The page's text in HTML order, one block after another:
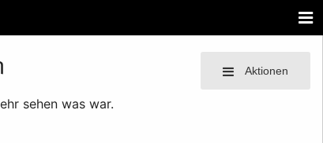
Aktionen
sehen was war.